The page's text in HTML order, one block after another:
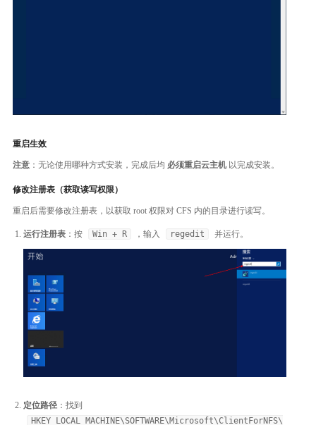
重启生效
注意 ：无论使用哪种方式安装，完成后均 必须重启云主机 以完成安装。
修改注册表（获取读写权限）
重启后需要修改注册表，以获取 root 权限对 CFS 内的目录进行读写。
运行注册表 ：按 Win + R ，输入 regedit 并运行。
定位路径 ：找到
HKEY_LOCAL_MACHINE\SOFTWARE\Microsoft\ClientForNFS\